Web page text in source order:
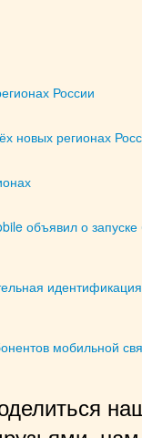
России
новых регионах
объявил о
мобильной